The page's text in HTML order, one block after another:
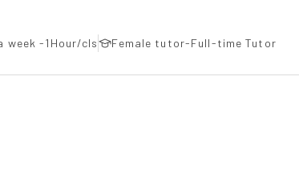
week -1Hour/cls Female tutor-Full-time Tutor